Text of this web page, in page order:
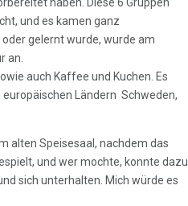
und es kamen ganz
gelernt wurde, wurde am
an.
auch Kaffee und Kuchen. Es
Ländern Schweden,
alten Speisesaal, nachdem das
und wer mochte, konnte dazu
sich unterhalten. Mich würde es